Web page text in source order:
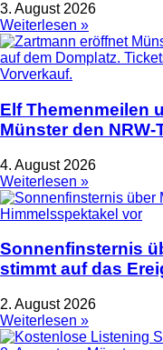
3. August 2026
Weiterlesen »
Elf Themenmeilen
Münster den NRW-
4. August 2026
Weiterlesen »
Sonnenfinsternis
stimmt auf das
2. August 2026
Weiterlesen »